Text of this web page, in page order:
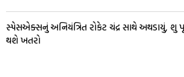
સ્પેસએક્સનું અનિયંત્રિત રોકેટ ચંદ્ર સાથે અથડાયું, શુ
થશે ખતરો